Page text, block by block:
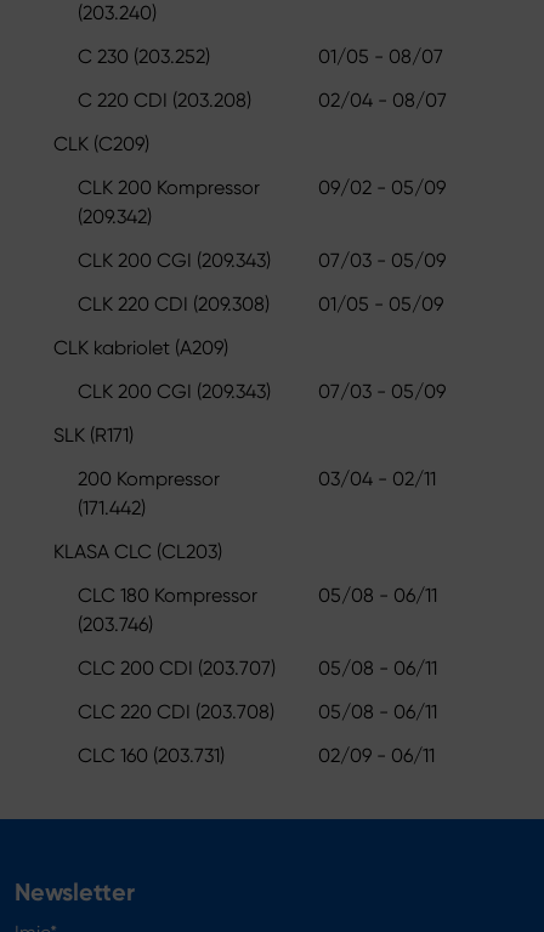
(203.240)
C 230 (203.252)
01/05 - 08/07
C 220 CDI (203.208)
02/04 - 08/07
CLK (C209)
CLK 200 Kompressor
(209.342)
09/02 - 05/09
CLK 200 CGI (209.343)
07/03 - 05/09
CLK 220 CDI (209.308)
01/05 - 05/09
CLK kabriolet (A209)
CLK 200 CGI (209.343)
07/03 - 05/09
SLK (R171)
200 Kompressor
(171.442)
03/04 - 02/11
KLASA CLC (CL203)
CLC 180 Kompressor
(203.746)
05/08 - 06/11
CLC 200 CDI (203.707)
05/08 - 06/11
CLC 220 CDI (203.708)
05/08 - 06/11
CLC 160 (203.731)
02/09 - 06/11
Newsletter